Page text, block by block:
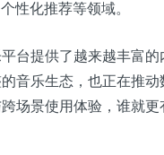
性化推荐等领域。
台提供了越来越丰富
音乐生态，也正在推
场景使用体验，谁就